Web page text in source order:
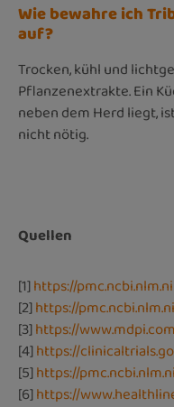
Wie bewahre ich
auf?
Trocken, kühl und
Pflanzenextrakte. Ein
neben dem Herd liegt,
nicht nötig.
Quellen
[1]https://
[2]https://
[3]https://
[4]https://
[5]https://
[6]https://